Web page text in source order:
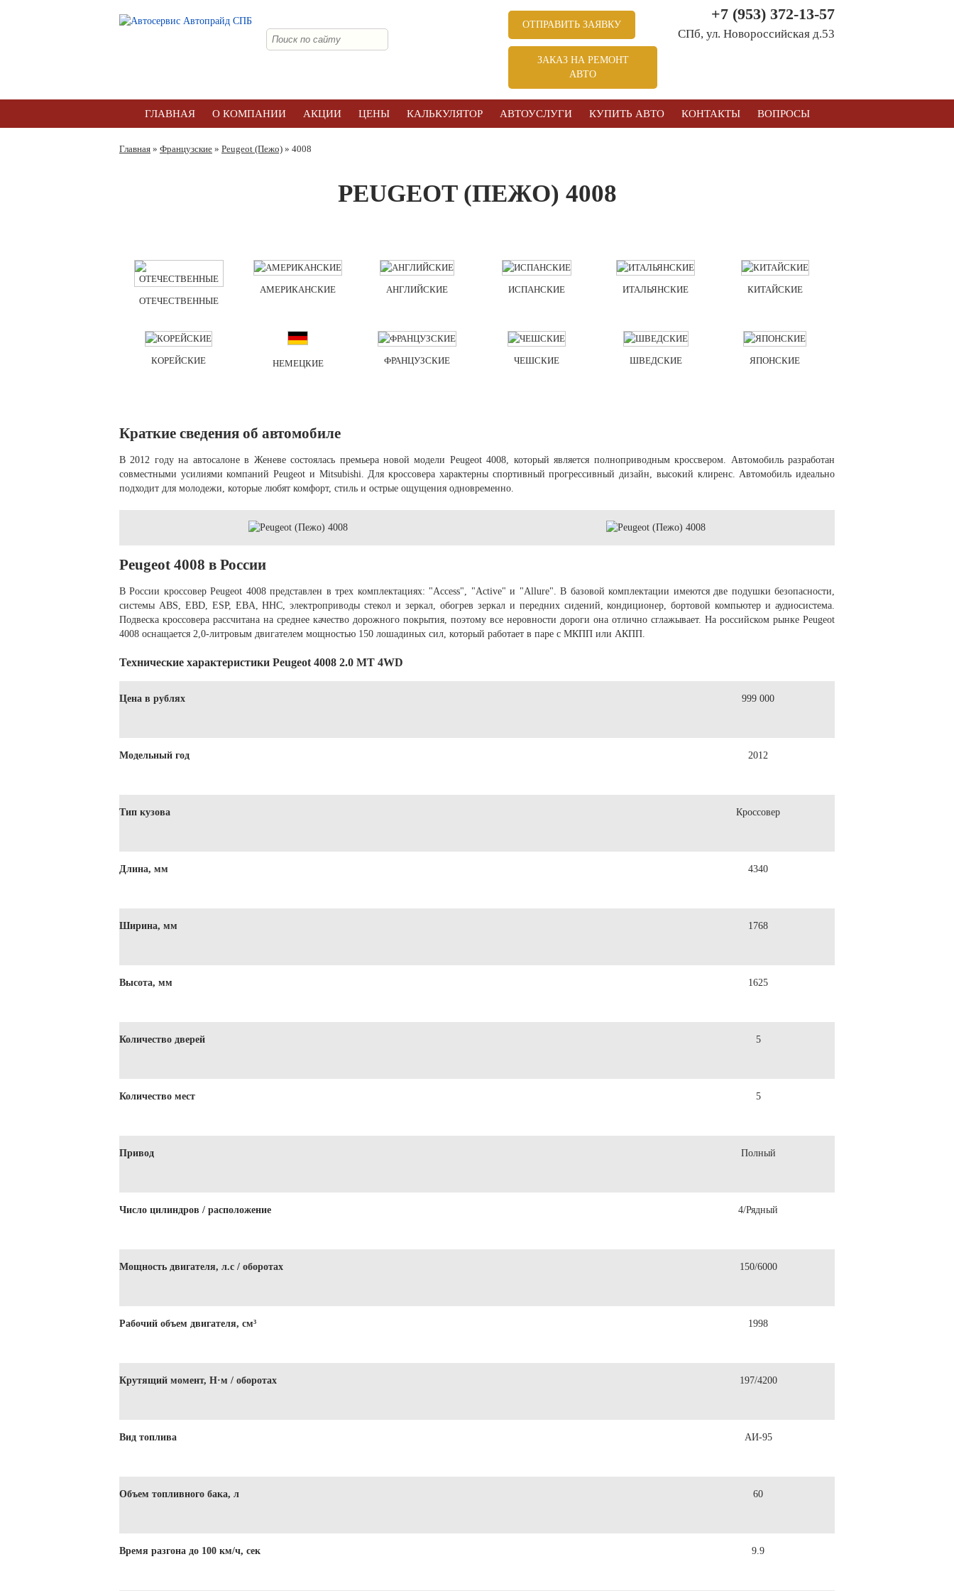
+7 (953) 372-13-57
СПб, ул. Новоросcийская д.53
ОТПРАВИТЬ ЗАЯВКУ
ЗАКАЗ НА РЕМОНТ
АВТО
ГЛАВНАЯ О КОМПАНИИ АКЦИИ ЦЕНЫ КАЛЬКУЛЯТОР АВТОУСЛУГИ КУПИТЬ АВТО КОНТАКТЫ ВОПРОСЫ
Главная » Французские » Peugeot (Пежо) » 4008
PEUGEOT (ПЕЖО) 4008
ОТЕЧЕСТВЕННЫЕ
АМЕРИКАНСКИЕ АНГЛИЙСКИЕ ИСПАНСКИЕ ИТАЛЬЯНСКИЕ КИТАЙСКИЕ
КОРЕЙСКИЕ НЕМЕЦКИЕ ФРАНЦУЗСКИЕ ЧЕШСКИЕ ШВЕДСКИЕ ЯПОНСКИЕ
Краткие сведения об автомобиле
В 2012 году на автосалоне в Женеве состоялась премьера новой модели Peugeot 4008, который является полноприводным кроссвером. Автомобиль разработан
совместными усилиями компаний Peugeot и Mitsubishi. Для кроссовера характерны спортивный прогрессивный дизайн, высокий клиренс. Автомобиль идеально
подходит для молодежи, которые любят комфорт, стиль и острые ощущения одновременно.
Peugeot 4008 в России
В России кроссовер Peugeot 4008 представлен в трех комплектациях: "Access", "Active" и "Allure". В базовой комплектации имеются две подушки безопасности,
системы ABS, EBD, ESP, EBA, HHC, электроприводы стекол и зеркал, обогрев зеркал и передних сидений, кондиционер, бортовой компьютер и аудиосистема.
Подвеска кроссовера рассчитана на среднее качество дорожного покрытия, поэтому все неровности дороги она отлично сглажывает. На российском рынке Peugeot
4008 оснащается 2,0-литровым двигателем мощностью 150 лошадиных сил, который работает в паре с МКПП или АКПП.
Технические характеристики Peugeot 4008 2.0 MT 4WD
Цена в рублях 999 000
Модельный год 2012
Тип кузова Кроссовер
Длина, мм 4340
Ширина, мм 1768
Высота, мм 1625
Количество дверей 5
Количество мест 5
Привод Полный
Число цилиндров / расположение 4/Рядный
Мощность двигателя, л.с / оборотах 150/6000
Рабочий объем двигателя, см³ 1998
Крутящий момент, Н·м / оборотах 197/4200
Вид топлива АИ-95
Объем топливного бака, л 60
Время разгона до 100 км/ч, сек 9.9